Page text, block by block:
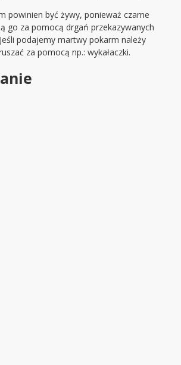
powinien być żywy, ponieważ czarne
go za pomocą drgań przekazywanych
podajemy martwy pokarm należy
za pomocą np.: wykałaczki.